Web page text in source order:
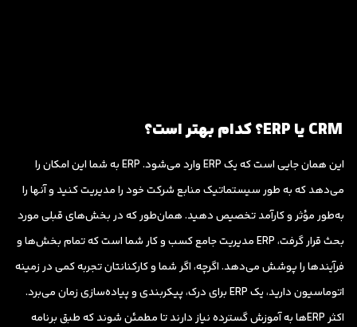
CRM یا ERP؟ کدام بهتر است؟
این همان جایی است که یک ERP وارد می‌شود. ERP به شما این امکان را
می‌دهد که به طور سیستماتیک منابع شرکت خود را مدیریت کنید و آنها را
به‌طور مؤثر و کارآمد تخصیص دهید. همان‌طور که در بخش‌های قبلی مورد
بحث قرار گرفت، ERP مدیریت جامع کسب و کار شما است که تمام بخش‌ها و
فرآیندها را پوشش می‌دهد. اگرچه، اگر شما و کارکنانتان تجربه کمی در زمینه
اتوماسیون دارید، یک ERP برای درک، پیکربندی و پیاده‌سازی زمان می‌برد.
اکثر ERPها به آموزش گسترده نیاز دارند تا مطمئن شوند که طبق برنامه